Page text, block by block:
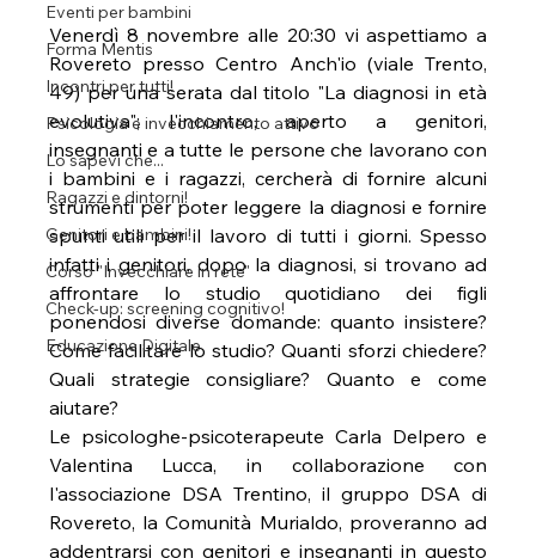
Eventi per bambini
Forma Mentis
Incontri per tutti!
Psicologia e invecchiamento attivo
Lo sapevi che...
Ragazzi e dintorni!
Genitori e bambini!
Corso "Invecchiare in rete"
Check-up: screening cognitivo!
Educazione Digitale
Venerdì 8 novembre alle 20:30 vi aspettiamo a
Rovereto presso Centro Anch'io (viale Trento,
49) per una serata dal titolo "La diagnosi in età
evolutiva"; l'incontro, aperto a genitori,
insegnanti e a tutte le persone che lavorano con
i bambini e i ragazzi, cercherà di fornire alcuni
strumenti per poter leggere la diagnosi e fornire
spunti utili per il lavoro di tutti i giorni. Spesso
infatti i genitori, dopo la diagnosi, si trovano ad
affrontare lo studio quotidiano dei figli
ponendosi diverse domande: quanto insistere?
Come facilitare lo studio? Quanti sforzi chiedere?
Quali strategie consigliare? Quanto e come
aiutare?
Le psicologhe-psicoterapeute Carla Delpero e
Valentina Lucca, in collaborazione con
l'associazione DSA Trentino, il gruppo DSA di
Rovereto, la Comunità Murialdo, proveranno ad
addentrarsi con genitori e insegnanti in questo